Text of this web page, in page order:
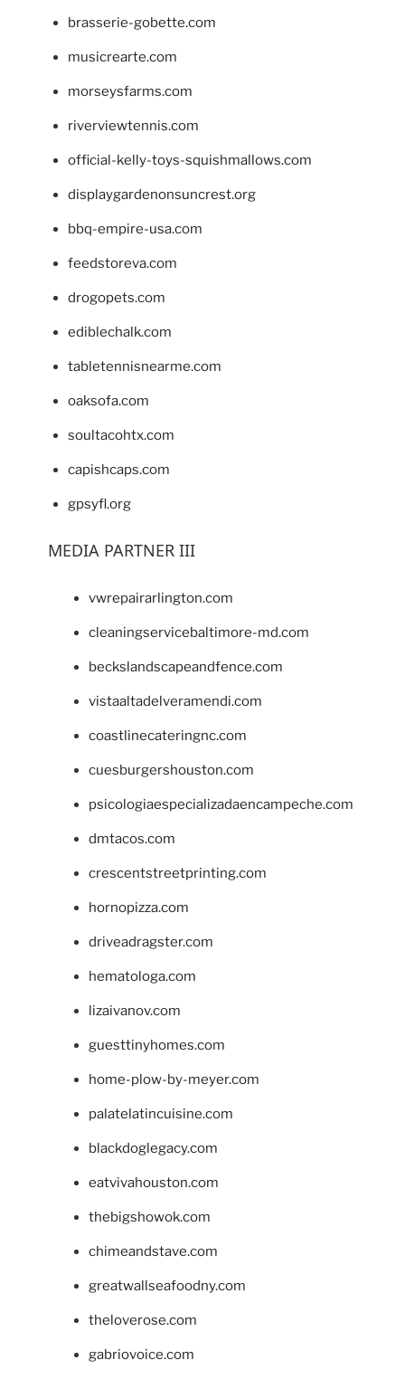
brasserie-gobette.com
musicrearte.com
morseysfarms.com
riverviewtennis.com
official-kelly-toys-squishmallows.com
displaygardenonsuncrest.org
bbq-empire-usa.com
feedstoreva.com
drogopets.com
ediblechalk.com
tabletennisnearme.com
oaksofa.com
soultacohtx.com
capishcaps.com
gpsyfl.org
MEDIA PARTNER III
vwrepairarlington.com
cleaningservicebaltimore-md.com
beckslandscapeandfence.com
vistaaltadelveramendi.com
coastlinecateringnc.com
cuesburgershouston.com
psicologiaespecializadaencampeche.com
dmtacos.com
crescentstreetprinting.com
hornopizza.com
driveadragster.com
hematologa.com
lizaivanov.com
guesttinyhomes.com
home-plow-by-meyer.com
palatelatincuisine.com
blackdoglegacy.com
eatvivahouston.com
thebigshowok.com
chimeandstave.com
greatwallseafoodny.com
theloverose.com
gabriovoice.com